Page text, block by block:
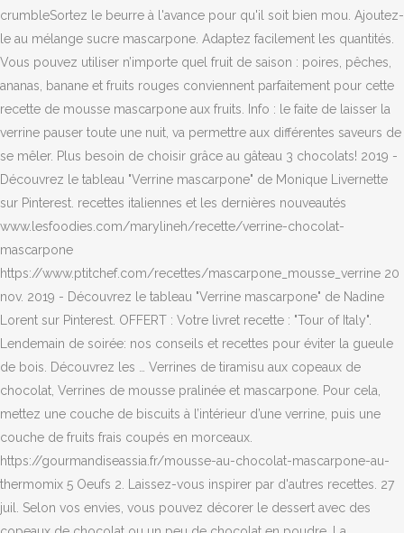
crumbleSortez le beurre à l'avance pour qu'il soit bien mou. Ajoutez-
le au mélange sucre mascarpone. Adaptez facilement les quantités.
Vous pouvez utiliser n’importe quel fruit de saison : poires, pêches,
ananas, banane et fruits rouges conviennent parfaitement pour cette
recette de mousse mascarpone aux fruits. Info : le faite de laisser la
verrine pauser toute une nuit, va permettre aux différentes saveurs de
se mêler. Plus besoin de choisir grâce au gâteau 3 chocolats! 2019 -
Découvrez le tableau "Verrine mascarpone" de Monique Livernette
sur Pinterest. recettes italiennes et les dernières nouveautés
www.lesfoodies.com/marylineh/recette/verrine-chocolat-
mascarpone
https://www.ptitchef.com/recettes/mascarpone_mousse_verrine 20
nov. 2019 - Découvrez le tableau "Verrine mascarpone" de Nadine
Lorent sur Pinterest. OFFERT : Votre livret recette : "Tour of Italy".
Lendemain de soirée: nos conseils et recettes pour éviter la gueule
de bois. Découvrez les … Verrines de tiramisu aux copeaux de
chocolat, Verrines de mousse pralinée et mascarpone. Pour cela,
mettez une couche de biscuits à l’intérieur d’une verrine, puis une
couche de fruits frais coupés en morceaux.
https://gourmandiseassia.fr/mousse-au-chocolat-mascarpone-au-
thermomix 5 Oeufs 2. Laissez-vous inspirer par d'autres recettes. 27
juil. Selon vos envies, vous pouvez décorer le dessert avec des